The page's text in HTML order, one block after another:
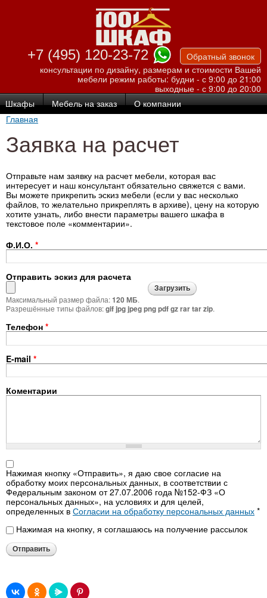
Перейти к
основному
содержанию
+7 (495) 120-23-72
Обратный звонок
консультации по дизайну, размерам и стоимости Вашей
мебели режим работы: будни - с 9:00 до 21:00
выходные - с 9:00 до 20:00
Шкафы Мебель на заказ О компании
Главная
Заявка на расчет
Отправьте нам заявку на расчет мебели, которая вас
интересует и наш консультант обязательно свяжется с вами.
Вы можете прикрепить эскиз мебели (если у вас несколько
файлов, то желательно прикреплять в архиве), цену на которую
хотите узнать, либо внести параметры вашего шкафа в
текстовое поле «комментарии».
Ф.И.О. *
Отправить эскиз для расчета
Максимальный размер файла:120 МБ.
Разрешённые типы файлов:gif jpg jpeg png pdf gz rar tar zip.
Телефон *
E-mail *
Коментарии
Нажимая на кнопку
Нажимая кнопку «Отправить», я даю свое согласие на
обработку моих персональных данных, в соответствии с
Федеральным законом от 27.07.2006 года №152-ФЗ «О
персональных данных», на условиях и для целей,
определенных в Согласии на обработку персональных данных *
Нажимая на кнопку 2 *
Нажимая на кнопку, я соглашаюсь на получение рассылок